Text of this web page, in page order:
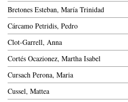
Bretones Esteban, María Trinidad
Cárcamo Petridis, Pedro
Clot-Garrell, Anna
Cortés Ocazionez, Martha Isabel
Cursach Perona, Maria
Cussel, Mattea